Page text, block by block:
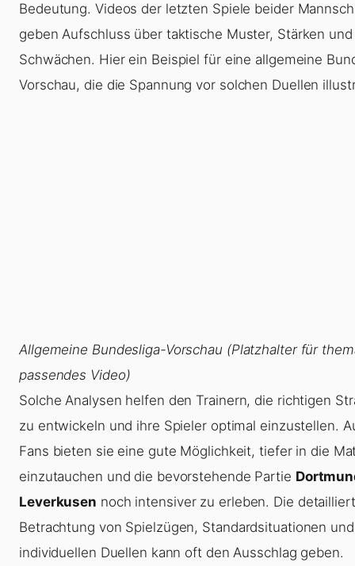
Bedeutung. Videos der letzten Spiele beider
geben Aufschluss über taktische Muster, Stärken und
Schwächen. Hier ein Beispiel für eine allgemeine
Vorschau, die die Spannung vor solchen Duellen
Allgemeine Bundesliga-Vorschau (Platzhalter für
passendes Video)
Solche Analysen helfen den Trainern, die richtigen
zu entwickeln und ihre Spieler optimal einzustellen.
Fans bieten sie eine gute Möglichkeit, tiefer in die
einzutauchen und die bevorstehende Partie
Leverkusen noch intensiver zu erleben. Die
Betrachtung von Spielzügen, Standardsituationen und
individuellen Duellen kann oft den Ausschlag geben.